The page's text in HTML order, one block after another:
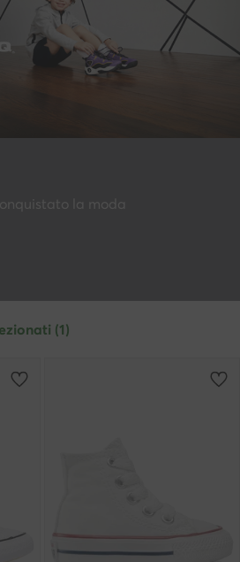
la moda
(1)